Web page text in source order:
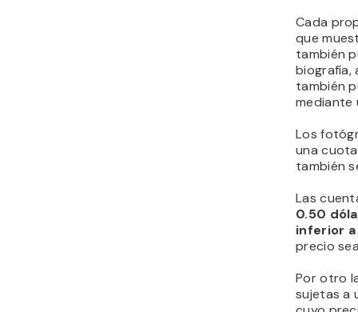
Cada
que
también
biografía,
también
mediante
Los
una
también
Las
0.50
inferior
precio
Por otro
sujetas a